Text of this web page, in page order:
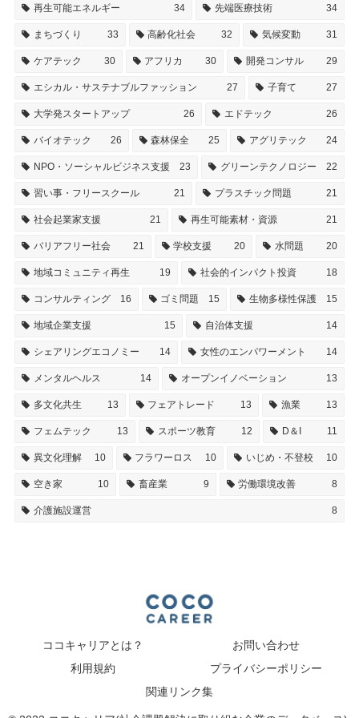
再生可能エネルギー 34 先端医療技術 34
まちづくり 33 高齢化社会 32 気候変動 31
ケアテック 30 アフリカ 30 開発コンサル 29
エシカル・サステナブルファッション 27 子育て 27
大学発スタートアップ 26 エドテック 26
バイオテック 26 森林保全 25 アグリテック 24
NPO・ソーシャルビジネス支援 23 グリーンテクノロジー 22
習い事・フリースクール 21 プラスチック問題 21
社会起業家支援 21 再生可能素材・資源 21
バリアフリー社会 21 学校支援 20 水問題 20
地域コミュニティ再生 19 社会的インパクト投資 18
コンサルティング 16 ゴミ問題 15 生物多様性保護 15
地域企業支援 15 自治体支援 14
シェアリングエコノミー 14 女性のエンパワーメント 14
メンタルヘルス 14 オープンイノベーション 13
多文化共生 13 フェアトレード 13 漁業 13
フェムテック 13 スポーツ教育 12 D＆I 11
異文化理解 10 フラワーロス 10 いじめ・不登校 10
空き家 10 畜産業 9 労働環境改善 8
介護施設運営 8
ココキャリアとは？
お問い合わせ
利用規約
プライバシーポリシー
関連リンク集